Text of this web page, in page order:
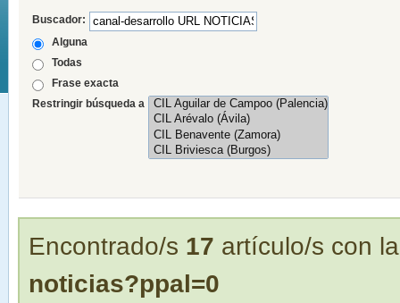
Buscador:
Alguna
Todas
Frase exacta
Restringir búsqueda a
Encontrado/s 17 artículo/s con
noticias?ppal=0